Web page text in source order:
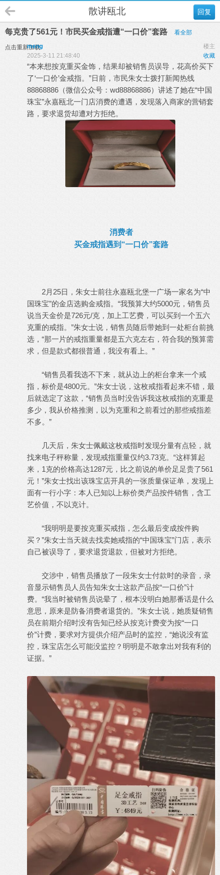
回复
散讲瓯北
每克贵了561元！市民买金戒指遭“一口价”套路 看全部
点击重新加载 楼主
meng
收藏
2025-3-11 21:48:40
“本来想按克重买金饰，结果却被销售员误导，花高价买下
了‘一口价’金戒指。”日前，市民朱女士拨打新闻热线
88868886（微信公众号：wd88868886）讲述了她在“中国
珠宝”永嘉瓯北一门店消费的遭遇，发现落入商家的营销套
路，要求退货却遭对方拒绝。
消费者
买金戒指遇到“一口价”套路
2月25日，朱女士前往永嘉瓯北堡一广场一家名为“中
国珠宝”的金店选购金戒指。“我预算大约5000元，销售员
说当天金价是726元/克，加上工艺费，可以买到一个五六
克重的戒指。”朱女士说，销售员随后带她到一处柜台前挑
选，“那一片的戒指重量都是五六克左右，符合我的预算需
求，但是款式都很普通，我没有看上。”
“销售员看我选不下来，就从边上的柜台拿来一个戒
指，标价是4800元。”朱女士说，这枚戒指看起来不错，最
后就选定了这款，“销售员当时没告诉我这枚戒指的克重是
多少，我从价格推测，以为克重和之前看过的那些戒指差
不多。”
几天后，朱女士佩戴这枚戒指时发现分量有点轻，就
找来电子秤称量，发现戒指重量仅约3.73克。“这样算起
来，1克的价格高达1287元，比之前说的单价足足贵了561
元！”朱女士找出该珠宝店开具的一张质量保证单，发现上
面有一行小字：本人已知以上标价类产品按件销售，含工
艺价值，不以克计。
“我明明是要按克重买戒指，怎么最后变成按件购
买？”朱女士当天就去找卖她戒指的“中国珠宝”门店，表示
自己被误导了，要求退货退款，但被对方拒绝。
交涉中，销售员播放了一段朱女士付款时的录音，录
音显示销售员人员告知朱女士这款产品按“一口价”计
费。“我当时被销售员说晕了，根本没明白她那番话是什么
意思，原来是防备消费者退货的。”朱女士说，她质疑销售
员在前期介绍时没有告知已经从按克计费变为按“一口
价”计费，要求对方提供介绍产品时的监控，“她说没有监
控，珠宝店怎么可能没监控？明明是不敢拿出对我有利的
证据。”